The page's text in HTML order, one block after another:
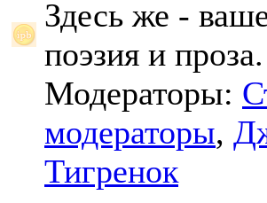
Здесь же -
поэзия и проза.
Модераторы:
модераторы,
Тигренок